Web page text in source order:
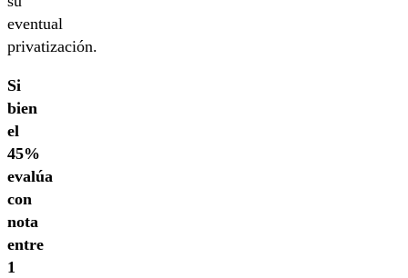
eventual
privatización.
Si
bien
el
45%
evalúa
con
nota
entre
1